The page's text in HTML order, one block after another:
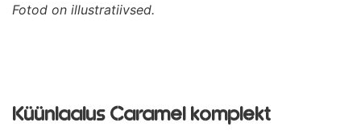
Fotod on illustratiivsed.
Küünlaalus Caramel komplekt